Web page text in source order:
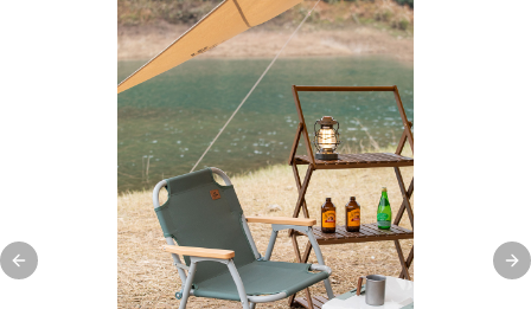
Previous slide